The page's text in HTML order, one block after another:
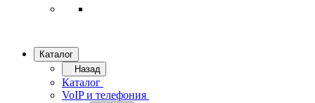
Каталог
Назад
Каталог
VoIP и телефония